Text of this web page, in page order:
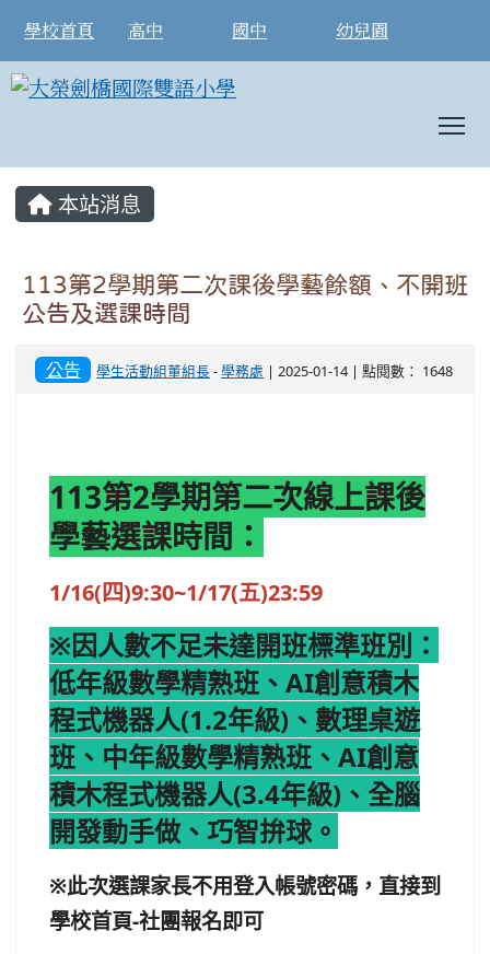
學校首頁 高中 國中 幼兒園
本站消息
113第2學期第二次課後學藝餘額、不開班
公告及選課時間
公告 學生活動組董組長-學務處 | 2025-01-14 | 點閱數： 1648
113第2學期第二次線上課後
學藝選課時間：
1/16(四)9:30~1/17(五)23:59
※因人數不足未達開班標準班別：
低年級數學精熟班、AI創意積木
程式機器人(1.2年級)、數理桌遊
班、中年級數學精熟班、AI創意
積木程式機器人(3.4年級)、全腦
開發動手做、巧智拚球。
※此次選課家長不用登入帳號密碼，直接到
學校首頁-社團報名即可